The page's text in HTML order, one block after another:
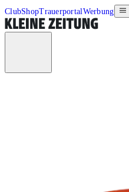
ClubShopTrauerportalWerbung